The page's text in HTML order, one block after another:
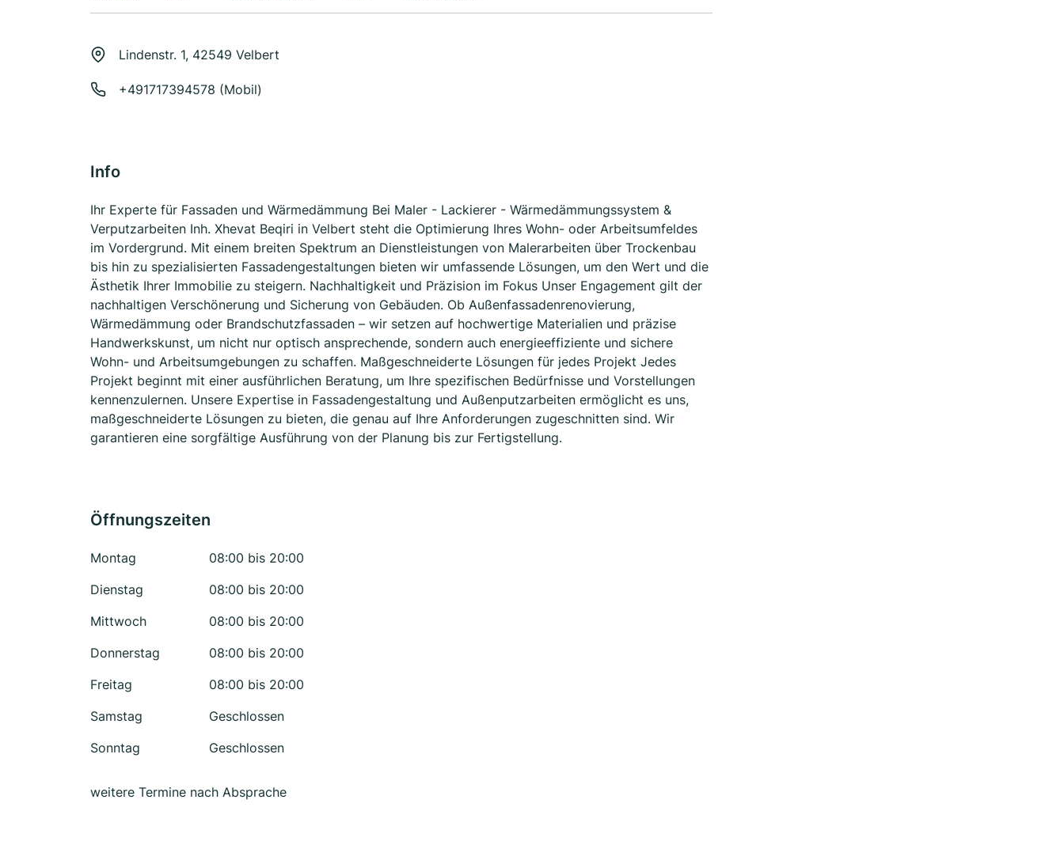
Lindenstr. 1, 42549 Velbert
+491717394578 (Mobil)
Info
Ihr Experte für Fassaden und Wärmedämmung Bei Maler - Lackierer - Wärmedämmungssystem &
Verputzarbeiten Inh. Xhevat Beqiri in Velbert steht die Optimierung Ihres Wohn- oder Arbeitsumfeldes
im Vordergrund. Mit einem breiten Spektrum an Dienstleistungen von Malerarbeiten über Trockenbau
bis hin zu spezialisierten Fassadengestaltungen bieten wir umfassende Lösungen, um den Wert und die
Ästhetik Ihrer Immobilie zu steigern. Nachhaltigkeit und Präzision im Fokus Unser Engagement gilt der
nachhaltigen Verschönerung und Sicherung von Gebäuden. Ob Außenfassadenrenovierung,
Wärmedämmung oder Brandschutzfassaden – wir setzen auf hochwertige Materialien und präzise
Handwerkskunst, um nicht nur optisch ansprechende, sondern auch energieeffiziente und sichere
Wohn- und Arbeitsumgebungen zu schaffen. Maßgeschneiderte Lösungen für jedes Projekt Jedes
Projekt beginnt mit einer ausführlichen Beratung, um Ihre spezifischen Bedürfnisse und Vorstellungen
kennenzulernen. Unsere Expertise in Fassadengestaltung und Außenputzarbeiten ermöglicht es uns,
maßgeschneiderte Lösungen zu bieten, die genau auf Ihre Anforderungen zugeschnitten sind. Wir
garantieren eine sorgfältige Ausführung von der Planung bis zur Fertigstellung.
Öffnungszeiten
Montag
08:00 bis 20:00
Dienstag
08:00 bis 20:00
Mittwoch
08:00 bis 20:00
Donnerstag
08:00 bis 20:00
Freitag
08:00 bis 20:00
Samstag
Geschlossen
Sonntag
Geschlossen
weitere Termine nach Absprache